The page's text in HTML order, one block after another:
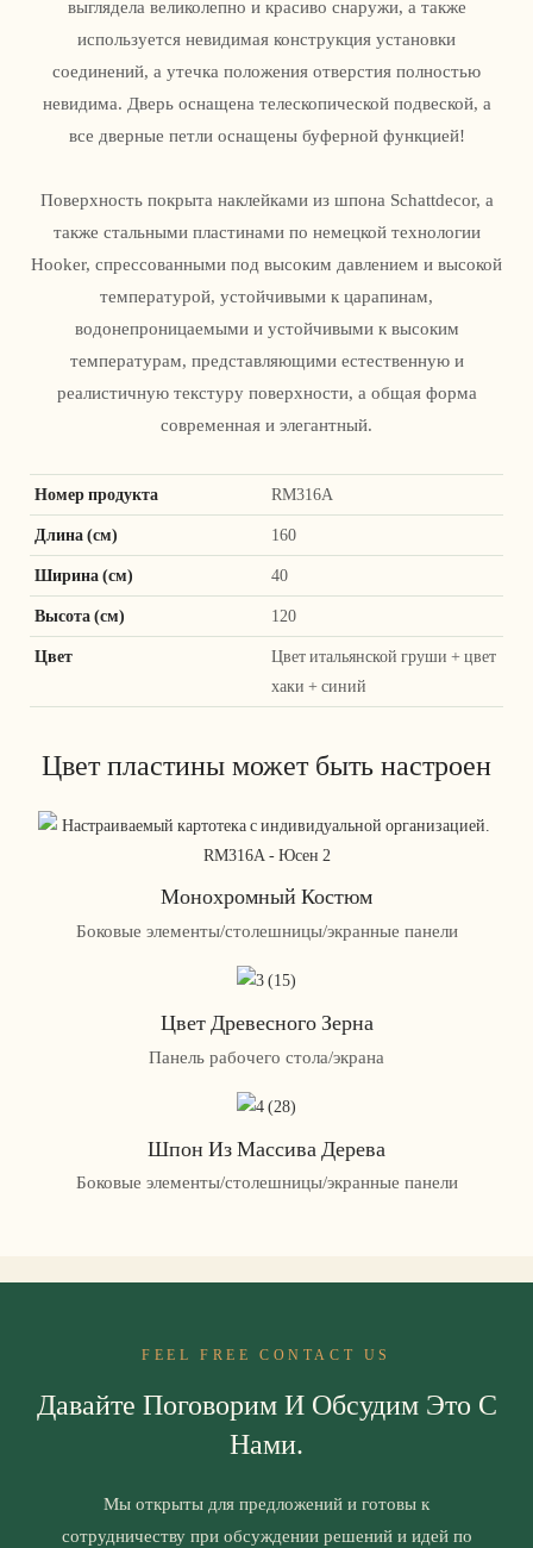
выглядела великолепно и красиво снаружи, а также
используется невидимая конструкция установки
соединений, а утечка положения отверстия полностью
невидима. Дверь оснащена телескопической подвеской, а
все дверные петли оснащены буферной функцией!
Поверхность покрыта наклейками из шпона Schattdecor, а
также стальными пластинами по немецкой технологии
Hooker, спрессованными под высоким давлением и высокой
температурой, устойчивыми к царапинам,
водонепроницаемыми и устойчивыми к высоким
температурам, представляющими естественную и
реалистичную текстуру поверхности, а общая форма
современная и элегантный.
Номер продукта RM316A
Длина (см) 160
Ширина (см) 40
Высота (см) 120
Цвет
Цвет итальянской груши + цвет
хаки + синий
Цвет пластины может быть настроен
Монохромный Костюм
Боковые элементы/столешницы/экранные панели
Цвет Древесного Зерна
Панель рабочего стола/экрана
Шпон Из Массива Дерева
Боковые элементы/столешницы/экранные панели
FEEL FREE CONTACT US
Давайте Поговорим И Обсудим Это С
Нами.
Мы открыты для предложений и готовы к
сотрудничеству при обсуждении решений и идей по